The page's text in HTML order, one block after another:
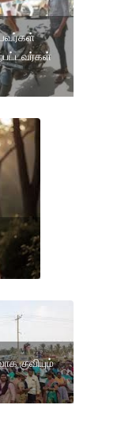
குவியும்